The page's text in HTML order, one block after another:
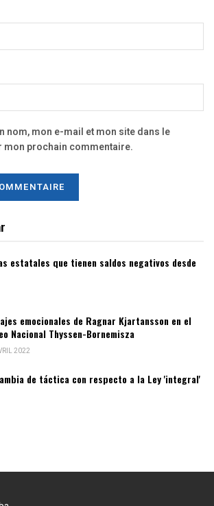
nom, mon e-mail et mon site dans le
mon prochain commentaire.
estatales que tienen saldos negativos desde
emocionales de Ragnar Kjartansson en el
Nacional Thyssen-Bornemisza
2022
de táctica con respecto a la Ley 'integral'